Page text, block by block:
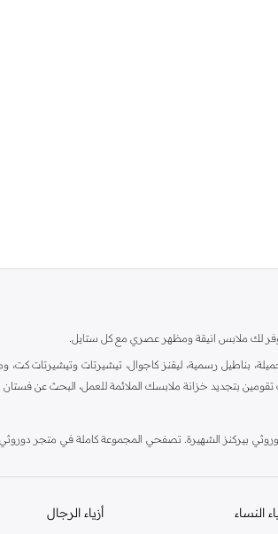
توفر لك ملابس انيقة ومظهر عصري مع كل ستايل.
بناطيل رسمية، ليقنز كاجوال، تيشيرتات وتيشيرتات
تقومين بتجديد خزانة ملابسك الملائمة للعمل، البحث عن
بيركنز الشهيرة. تصفحي المجموعة كاملة في متجر دوروثي
النساء أزياء الرجال